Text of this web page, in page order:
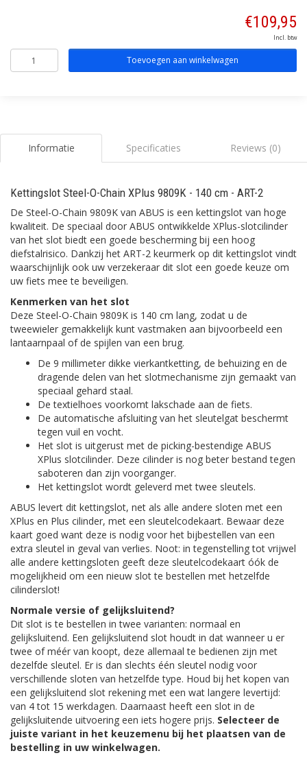
€109,95
Incl. btw
Toevoegen aan winkelwagen
Informatie Specificaties Reviews (0)
Kettingslot Steel-O-Chain XPlus 9809K - 140 cm - ART-2
De Steel-O-Chain 9809K van ABUS is een kettingslot van hoge
kwaliteit. De speciaal door ABUS ontwikkelde XPlus-slotcilinder
van het slot biedt een goede bescherming bij een hoog
diefstalrisico. Dankzij het ART-2 keurmerk op dit kettingslot vindt
waarschijnlijk ook uw verzekeraar dit slot een goede keuze om
uw fiets mee te beveiligen.
Kenmerken van het slot
Deze Steel-O-Chain 9809K is 140 cm lang, zodat u de
tweewieler gemakkelijk kunt vastmaken aan bijvoorbeeld een
lantaarnpaal of de spijlen van een brug.
De 9 millimeter dikke vierkantketting, de behuizing en de
dragende delen van het slotmechanisme zijn gemaakt van
speciaal gehard staal.
De textielhoes voorkomt lakschade aan de fiets.
De automatische afsluiting van het sleutelgat beschermt
tegen vuil en vocht.
Het slot is uitgerust met de picking-bestendige ABUS
XPlus slotcilinder. Deze cilinder is nog beter bestand tegen
saboteren dan zijn voorganger.
Het kettingslot wordt geleverd met twee sleutels.
ABUS levert dit kettingslot, net als alle andere sloten met een
XPlus en Plus cilinder, met een sleutelcodekaart. Bewaar deze
kaart goed want deze is nodig voor het bijbestellen van een
extra sleutel in geval van verlies. Noot: in tegenstelling tot vrijwel
alle andere kettingsloten geeft deze sleutelcodekaart óók de
mogelijkheid om een nieuw slot te bestellen met hetzelfde
cilinderslot!
Normale versie of gelijksluitend?
Dit slot is te bestellen in twee varianten: normaal en
gelijksluitend. Een gelijksluitend slot houdt in dat wanneer u er
twee of méér van koopt, deze allemaal te bedienen zijn met
dezelfde sleutel. Er is dan slechts één sleutel nodig voor
verschillende sloten van hetzelfde type. Houd bij het kopen van
een gelijksluitend slot rekening met een wat langere levertijd:
van 4 tot 15 werkdagen. Daarnaast heeft een slot in de
gelijksluitende uitvoering een iets hogere prijs. Selecteer de
juiste variant in het keuzemenu bij het plaatsen van de
bestelling in uw winkelwagen.